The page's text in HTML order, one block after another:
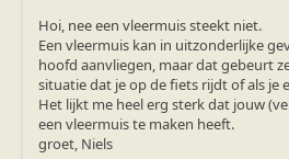
vleermuiskasten kopen/
Meedoen
Landelijk
Regionale of provinciale
Jeugd
Internationaal
Landelijke
Hoi, nee een vleermuis steekt niet.
Een vleermuis kan in uitzonderlijke
hoofd aanvliegen, maar dat gebeurt
situatie dat je op de fiets rijdt of als je
Het lijkt me heel erg sterk dat jouw
een vleermuis te maken heeft.
groet, Niels